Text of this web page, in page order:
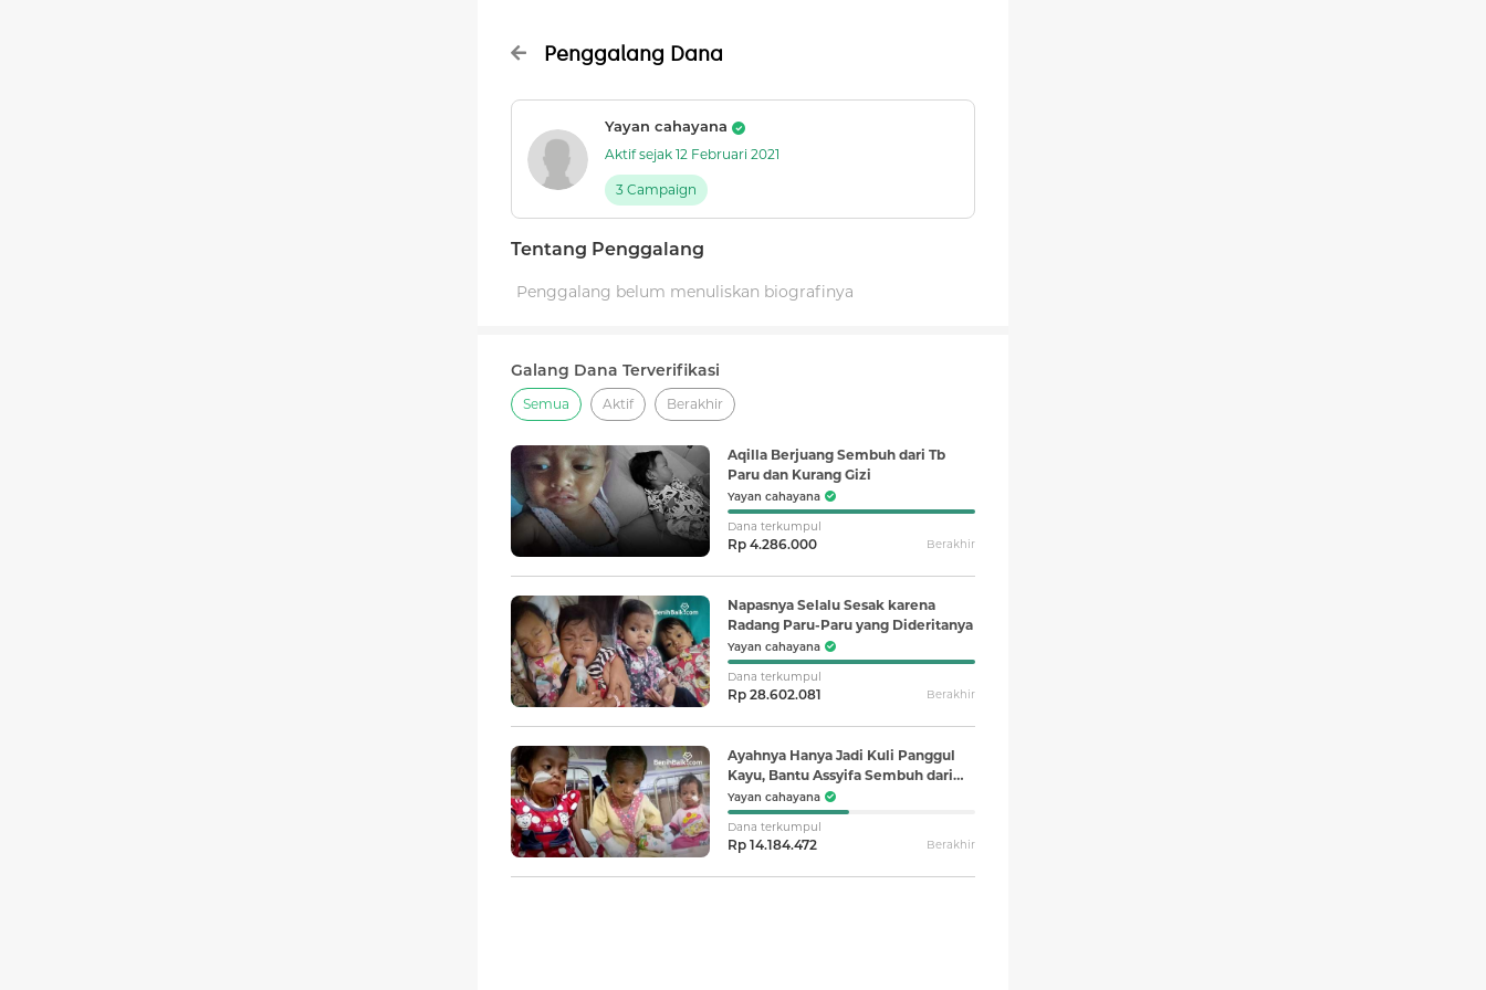
Penggalang Dana
Yayan cahayana
Aktif sejak 12 Februari 2021
3 Campaign
Tentang Penggalang
Penggalang belum menuliskan biografinya
Galang Dana Terverifikasi
Semua Aktif Berakhir
Aqilla Berjuang Sembuh dari Tb
Paru dan Kurang Gizi
Yayan cahayana
Dana terkumpul
Rp 4.286.000 Berakhir
Napasnya Selalu Sesak karena
Radang Paru-Paru yang Dideritanya
Yayan cahayana
Dana terkumpul
Rp 28.602.081 Berakhir
Ayahnya Hanya Jadi Kuli Panggul
Kayu, Bantu Assyifa Sembuh dari
Jantung Bocor
Yayan cahayana
Dana terkumpul
Rp 14.184.472 Berakhir